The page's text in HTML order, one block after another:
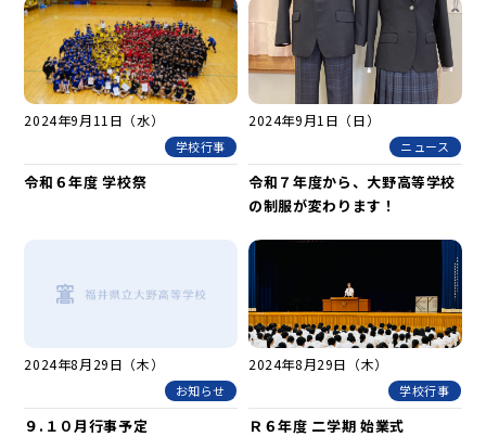
2024年9月11日（水）
学校行事
令和６年度 学校祭
2024年9月1日（日）
ニュース
令和７年度から、大野高等学校
の制服が変わります！
2024年8月29日（木）
お知らせ
９.１０月行事予定
2024年8月29日（木）
学校行事
Ｒ６年度 二学期 始業式